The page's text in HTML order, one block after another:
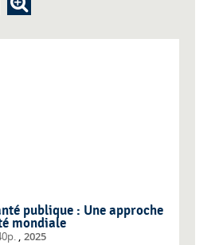
publique : Une approche
mondiale
, 2025